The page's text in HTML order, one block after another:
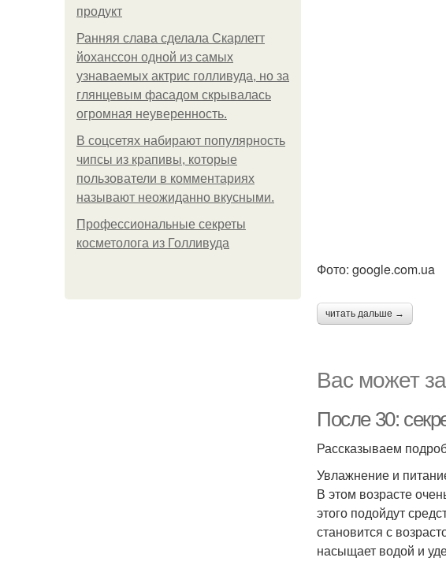
продукт
Ранняя слава сделала Скарлетт
йоханссон одной из самых
узнаваемых актрис голливуда, но за
глянцевым фасадом скрывалась
огромная неуверенность.
В соцсетях набирают популярность
чипсы из крапивы, которые
пользователи в комментариях
называют неожиданно вкусными.
Профессиональные секреты
косметолога из Голливуда
Фото: google.com.ua
читать дальше →
Вас может
После 30:
Рассказываем
Увлажнение и
В этом возрасте
этого подойдут
становится с
насыщает водой и